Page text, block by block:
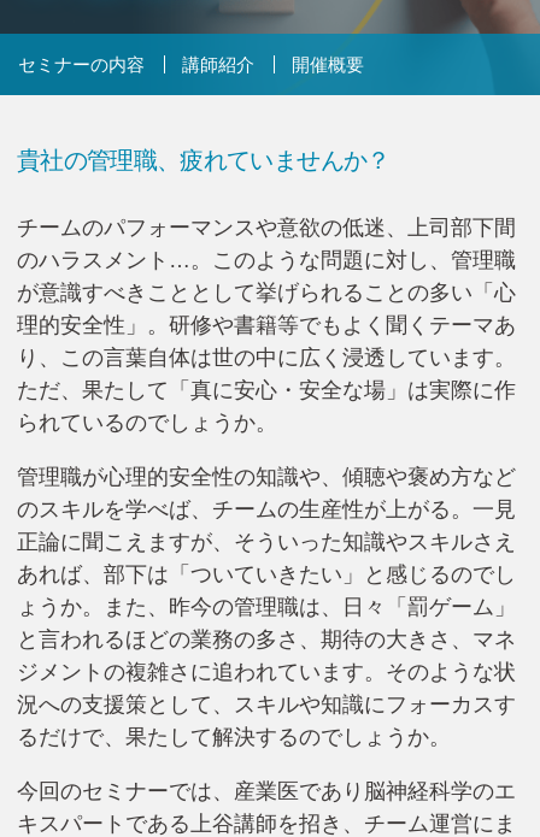
資料ダウンロード
検
セミナーの内容 講師紹介 開催概要
貴社の管理職、疲れていませんか？
チームのパフォーマンスや意欲の低迷、上司部下間
のハラスメント…。このような問題に対し、管理職
が意識すべきこととして挙げられることの多い「心
理的安全性」。研修や書籍等でもよく聞くテーマあ
り、この言葉自体は世の中に広く浸透しています。
ただ、果たして「真に安心・安全な場」は実際に作
られているのでしょうか。
管理職が心理的安全性の知識や、傾聴や褒め方など
のスキルを学べば、チームの生産性が上がる。一見
正論に聞こえますが、そういった知識やスキルさえ
あれば、部下は「ついていきたい」と感じるのでし
ょうか。また、昨今の管理職は、日々「罰ゲーム」
と言われるほどの業務の多さ、期待の大きさ、マネ
ジメントの複雑さに追われています。そのような状
況への支援策として、スキルや知識にフォーカスす
るだけで、果たして解決するのでしょうか。
今回のセミナーでは、産業医であり脳神経科学のエ
キスパートである上谷講師を招き、チーム運営にま